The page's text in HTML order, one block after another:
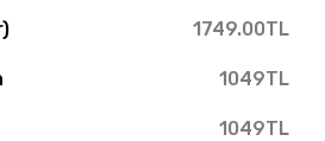
1749.00TL
1049TL
1049TL